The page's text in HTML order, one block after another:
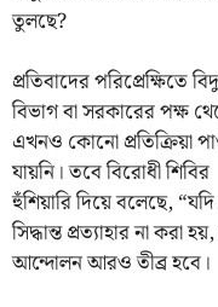
তুলছে?
প্রতিবাদের পরিপ্রেক্ষিতে
বিভাগ বা সরকারের পক্ষ
এখনও কোনো প্রতিক্রিয়া
যায়নি। তবে বিরোধী শিবির
হুঁশিয়ারি দিয়ে বলেছে,
সিদ্ধান্ত প্রত্যাহার না করা
আন্দোলন আরও তীব্র হবে।